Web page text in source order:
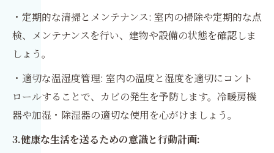
・定期的な清掃とメンテナンス: 室内の掃除や定期的な点
検、メンテナンスを行い、建物や設備の状態を確認しま
しょう。
・適切な温湿度管理: 室内の温度と湿度を適切にコント
ロールすることで、カビの発生を予防します。冷暖房機
器や加湿・除湿器の適切な使用を心がけましょう。
3.健康な生活を送るための意識と行動計画: